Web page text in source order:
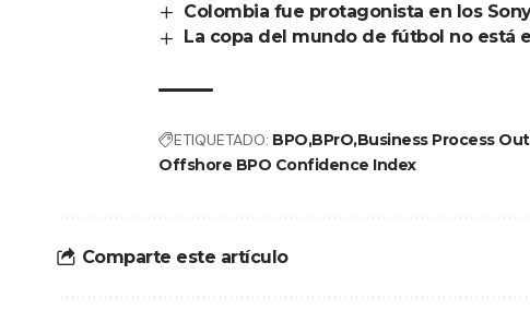
Colombia fue protagonista en los
La copa del mundo de fútbol no está
ETIQUETADO: BPO BPrOBusiness Process
Offshore BPO Confidence Index
Comparte este artículo